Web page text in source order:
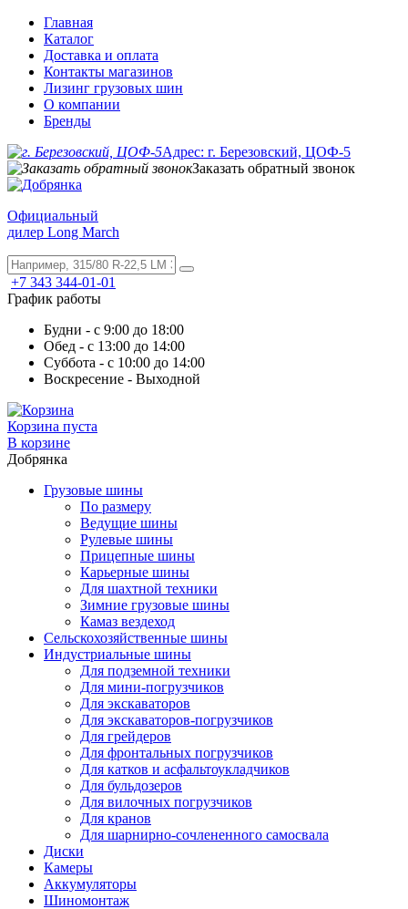
Главная
Каталог
Доставка и оплата
Контакты магазинов
Лизинг грузовых шин
О компании
Бренды
Адрес: г. Березовский, ЦОФ-5
Заказать обратный звонок
Официальный
дилер Long March
+7 343 344-01-01
График работы
Будни - с 9:00 до 18:00
Обед - с 13:00 до 14:00
Суббота - с 10:00 до 14:00
Воскресение - Выходной
Корзина пуста
В корзине
Добрянка
Грузовые шины
По размеру
Ведущие шины
Рулевые шины
Прицепные шины
Карьерные шины
Для шахтной техники
Зимние грузовые шины
Камаз вездеход
Сельскохозяйственные шины
Индустриальные шины
Для подземной техники
Для мини-погрузчиков
Для экскаваторов
Для экскаваторов-погрузчиков
Для грейдеров
Для фронтальных погрузчиков
Для катков и асфальтоукладчиков
Для бульдозеров
Для вилочных погрузчиков
Для кранов
Для шарнирно-сочлененного самосвала
Диски
Камеры
Аккумуляторы
Шиномонтаж